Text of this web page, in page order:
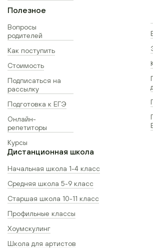
Полезное
Вопросы
родителей
Как поступить
Стоимость
Подписаться на
рассылку
Подготовка к ЕГЭ
Онлайн-
репетиторы
Курсы
Дистанционная школа
Начальная школа 1-4 класс
Средняя школа 5-9 класс
Старшая школа 10-11 класс
Профильные классы
Хоумскулинг
Школа для артистов